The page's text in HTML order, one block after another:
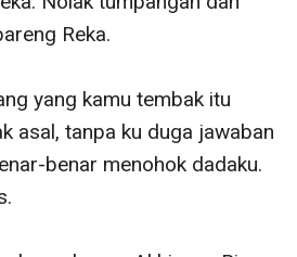
Reka.
yang kamu tembak itu
asal, tanpa ku duga jawaban
benar menohok dadaku.